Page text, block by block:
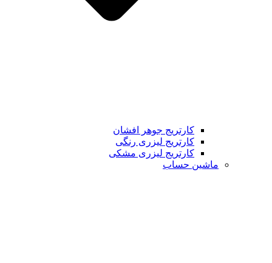
کارتریج جوهر افشان
کارتریج لیزری رنگی
کارتریج لیزری مشکی
ماشین حساب